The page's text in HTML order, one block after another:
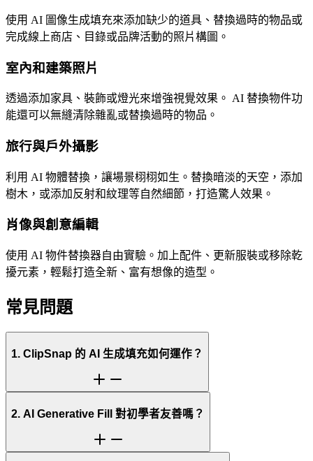
使用 AI 圖像生成填充來添加缺少的道具、替換過時的物品或
完成線上商店、目錄或品牌活動的照片構圖。
室內和建築照片
透過添加家具、裝飾或燈光來增強視覺效果。 AI 替換物件功
能還可以無縫清除雜亂或替換過時的物品。
旅行與戶外攝影
利用 AI 物體替換，讓場景栩栩如生。替換暗淡的天空，添加
樹木，或添加反射和紋理等自然細節，打造驚人效果。
肖像與創意編輯
使用 AI 物件替換器自由實驗。加上配件、更新服裝或移除乾
擾元素，輕鬆打造全新、富有想像的造型。
常見問題
1. ClipSnap 的 AI 生成填充如何運作？
2. AI Generative Fill 對初學者友善嗎？